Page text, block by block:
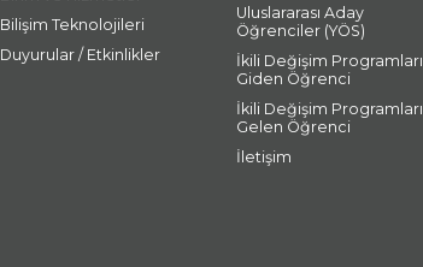
Bilişim Teknolojileri
Duyurular / Etkinlikler
Uluslararası Aday
Öğrenciler (YÖS)
İkili Değişim Programları
Giden Öğrenci
İkili Değişim Programları
Gelen Öğrenci
İletişim